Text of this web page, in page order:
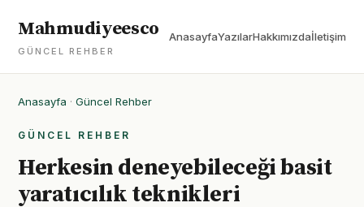
Mahmudiyeesco
GÜNCEL REHBER
AnasayfaYazılarHakkımızdaİletişim
Anasayfa · Güncel Rehber
GÜNCEL REHBER
Herkesin deneyebileceği basit
yaratıcılık teknikleri